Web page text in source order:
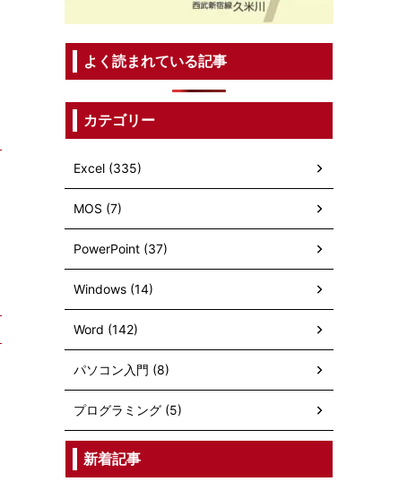
よく読まれている記事
カテゴリー
Excel (335)
MOS (7)
PowerPoint (37)
Windows (14)
Word (142)
パソコン入門 (8)
プログラミング (5)
新着記事